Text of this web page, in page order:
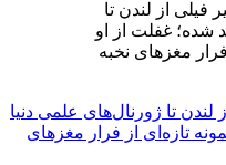
تا ژورنال‌های علمی دنیا
تازه‌ای از فرار مغزهای